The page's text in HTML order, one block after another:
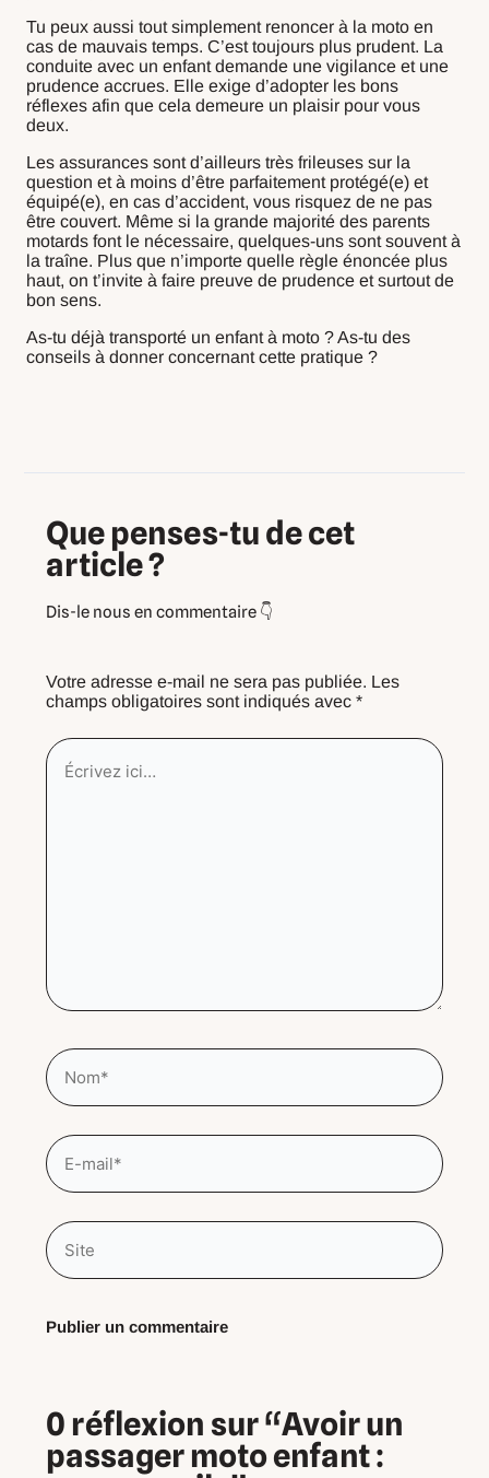
Tu peux aussi tout simplement renoncer à la moto en
cas de mauvais temps. C’est toujours plus prudent. La
conduite avec un enfant demande une vigilance et une
prudence accrues. Elle exige d’adopter les bons
réflexes afin que cela demeure un plaisir pour vous
deux.
Les assurances sont d’ailleurs très frileuses sur la
question et à moins d’être parfaitement protégé(e) et
équipé(e), en cas d’accident, vous risquez de ne pas
être couvert. Même si la grande majorité des parents
motards font le nécessaire, quelques-uns sont souvent à
la traîne. Plus que n’importe quelle règle énoncée plus
haut, on t’invite à faire preuve de prudence et surtout de
bon sens.
As-tu déjà transporté un enfant à moto ? As-tu des
conseils à donner concernant cette pratique ?
Que penses-tu de cet
article ?
Votre adresse e-mail ne sera pas publiée. Les
champs obligatoires sont indiqués avec*
Écrivez
ici…
Nom*
E-
mail*
Site
0 réflexion sur “Avoir un
passager moto enfant :